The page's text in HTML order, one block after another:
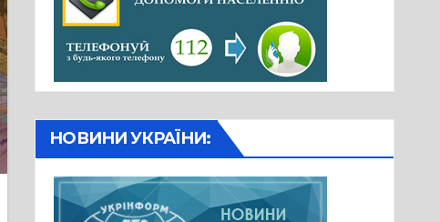
НОВИНИ УКРАЇНИ: